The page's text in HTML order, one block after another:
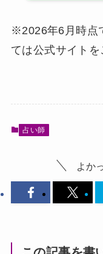
※2026年6月時点
ては公式サイトを
占い師
よか